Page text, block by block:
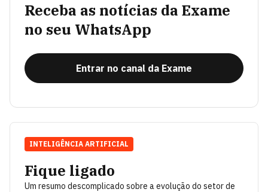
Receba as notícias da Exame
no seu WhatsApp
Entrar no canal da Exame
Fique ligado
Um resumo descomplicado sobre a evolução do setor de
INTELIGÊNCIA ARTIFICIAL